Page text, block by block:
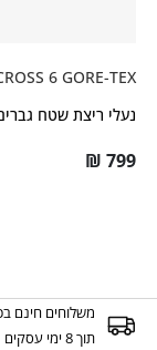
6 GORE-TEX
נעלי ריצת שטח
₪ 799
משלוחים חינם בכל
תוך 8 ימי עסקים